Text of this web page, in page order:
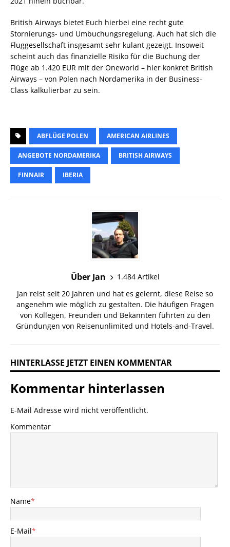
British Airways bietet Euch hierbei eine recht gute
Stornierungs- und Umbuchungsregelung. Auch hat sich die
Fluggesellschaft insgesamt sehr kulant gezeigt. Insoweit
scheint auch das finanzielle Risiko für die Buchung der
Flüge ab 1.420 EUR mit der Oneworld – hier konkret British
Airways – von Polen nach Nordamerika in der Business-
Class kalkulierbar zu sein.
ABFLÜGE POLEN AMERICAN AIRLINES
ANGEBOTE NORDAMERIKA BRITISH AIRWAYS
FINNAIR IBERIA
Über Jan
1.484 Artikel
Jan reist seit 20 Jahren und hat es gelernt, diese Reise so
angenehm wie möglich zu gestalten. Die häufigen Fragen
von Kollegen, Freunden und Bekannten führten zu den
Gründungen von Reisenunlimited und Hotels-and-Travel.
HINTERLASSE JETZT EINEN KOMMENTAR
Kommentar hinterlassen
E-Mail Adresse wird nicht veröffentlicht.
Kommentar
Name*
E-Mail*